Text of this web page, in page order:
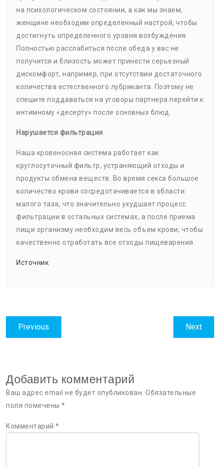
на психологическом состоянии, а как мы знаем,
женщине необходим определенный настрой, чтобы
достигнуть определенного уровня возбуждения.
Полностью расслабиться после обеда у вас не
получится и близость может принести серьезный
дискомфорт, например, при отсутствии достаточного
количества естественного лубриканта. Поэтому не
спешите поддаваться на уговоры партнера перейти к
интимному «десерту» после основных блюд.
Нарушается фильтрация
Наша кровеносная система работает как
круглосуточный фильтр, устраняющий отходы и
продукты обмена веществ. Во время секса большое
количество крови сосредотачивается в области
малого таза, что значительно ухудшает процесс
фильтрации в остальных системах, а после приема
пищи организму необходим весь объем крови, чтобы
качественно отработать все отходы пищеварения.
Источник
Навигация
по
Previous
post:
NextNext
post:
Добавить комментарий
Ваш адрес email не будет опубликован. Обязательные
поля помечены *
Комментарий *